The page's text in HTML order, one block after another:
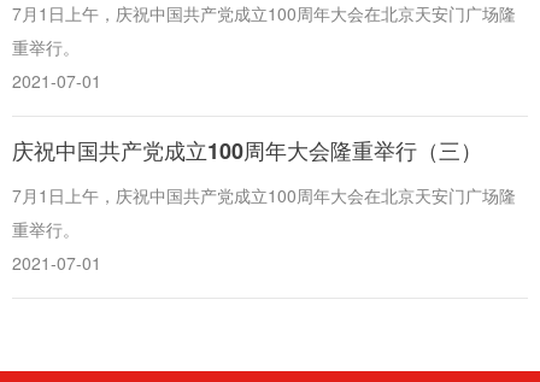
7月1日上午，庆祝中国共产党成立100周年大会在北京天安门广场隆
重举行。
2021-07-01
庆祝中国共产党成立100周年大会隆重举行（三）
7月1日上午，庆祝中国共产党成立100周年大会在北京天安门广场隆
重举行。
2021-07-01